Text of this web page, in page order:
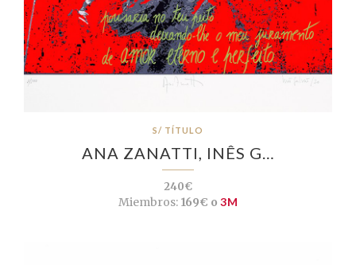
S/ TÍTULO
ANA ZANATTI, INÊS G…
240€
Miembros:169€ o 3M